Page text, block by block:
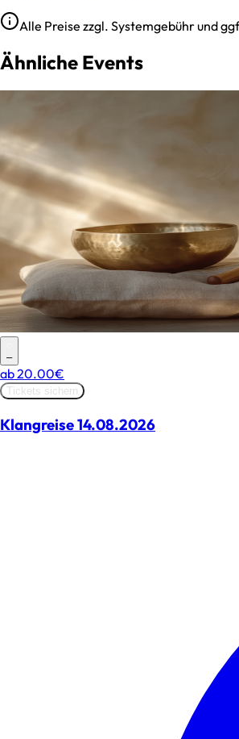
Alle Preise zzgl. Systemgebühr und
Ähnliche Events
–
ab20.00€
Tickets sichern
Klangreise 14.08.2026